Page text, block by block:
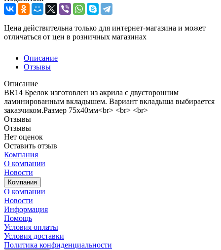
Цена действительна только для интернет-магазина и может
отличаться от цен в розничных магазинах
Описание
Отзывы
Описание
BR14 Брелок изготовлен из акрила с двусторонним
ламинированным вкладышем. Вариант вкладыша выбирается
заказчиком.Размер 75х40мм<br> <br> <br>
Отзывы
Отзывы
Нет оценок
Оставить отзыв
Компания
О компании
Новости
Компания
О компании
Новости
Информация
Помощь
Условия оплаты
Условия доставки
Политика конфиденциальности